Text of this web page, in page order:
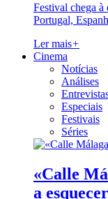
Festival chega à
Portugal,
Ler mais+
Cinema
Notícias
Análises
Especiais
Festivais
Séries
«Calle
a esquecer